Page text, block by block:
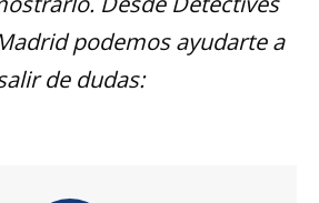
podemos ayudarte a
de dudas: